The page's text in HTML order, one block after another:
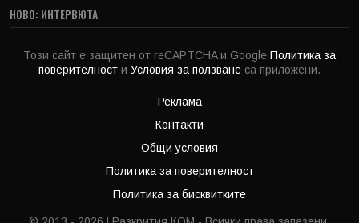
НОВО: ИНТЕРВЮТА
Този сайт е защитен от reCAPTCHA и Google Политика за
поверителност и Условия за ползване са приложени.
Реклама
Контакти
Общи условия
Политика за поверителност
Политика за бисквитките